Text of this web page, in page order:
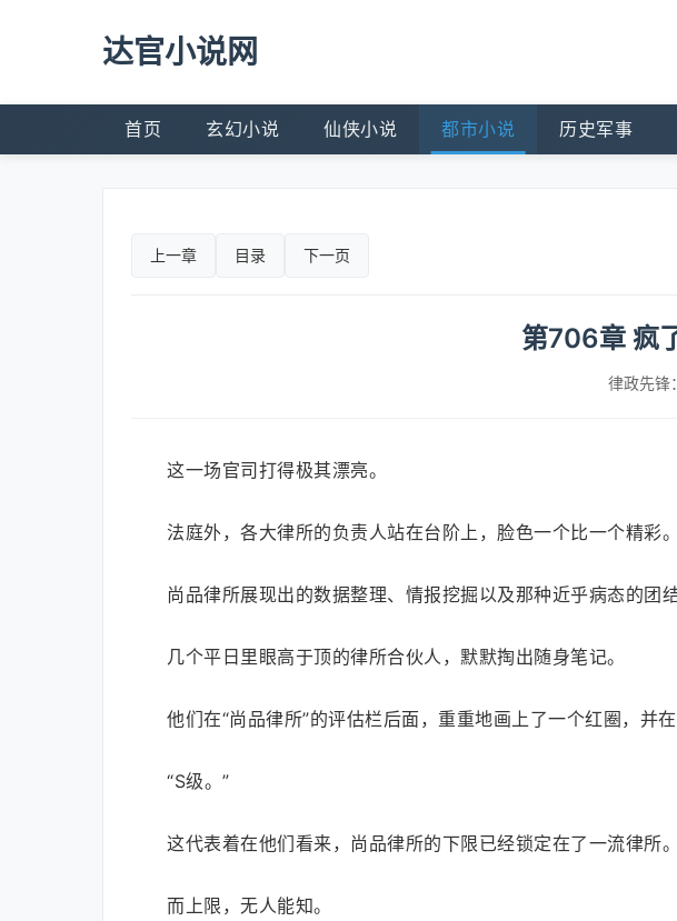
达官小说网
首页 玄幻小说 仙侠小说 都市小说 历史军事
上一章 目录 下一页
第706章 疯
律政先锋
这一场官司打得极其漂亮。
法庭外，各大律所的负责人站在台阶上，脸色一个比一个精彩。
尚品律所展现出的数据整理、情报挖掘以及那种近乎病态的团
几个平日里眼高于顶的律所合伙人，默默掏出随身笔记。
他们在“尚品律所”的评估栏后面，重重地画上了一个红圈，并在
“S级。”
这代表着在他们看来，尚品律所的下限已经锁定在了一流律所。
而上限，无人能知。